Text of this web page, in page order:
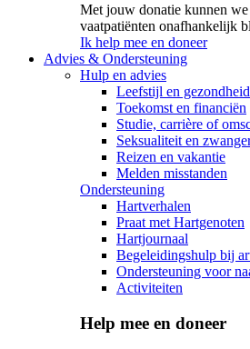
Met jouw donatie kunnen
vaatpatiënten onafhankelijk
Ik help mee en doneer
Advies & Ondersteuning
Hulp en advies
Leefstijl en gezondheid
Toekomst en financiën
Studie, carrière of
Seksualiteit en
Reizen en vakantie
Melden misstanden
Ondersteuning
Hartverhalen
Praat met Hartgenoten
Hartjournaal
Begeleidingshulp bij
Ondersteuning voor
Activiteiten
Help mee en doneer